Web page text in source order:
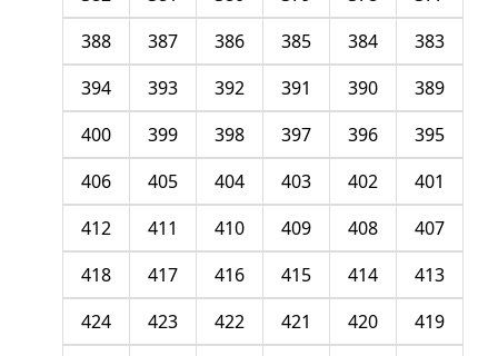
383
384
385
386
387
388
389
390
391
392
393
394
395
396
397
398
399
400
401
402
403
404
405
406
407
408
409
410
411
412
413
414
415
416
417
418
419
420
421
422
423
424